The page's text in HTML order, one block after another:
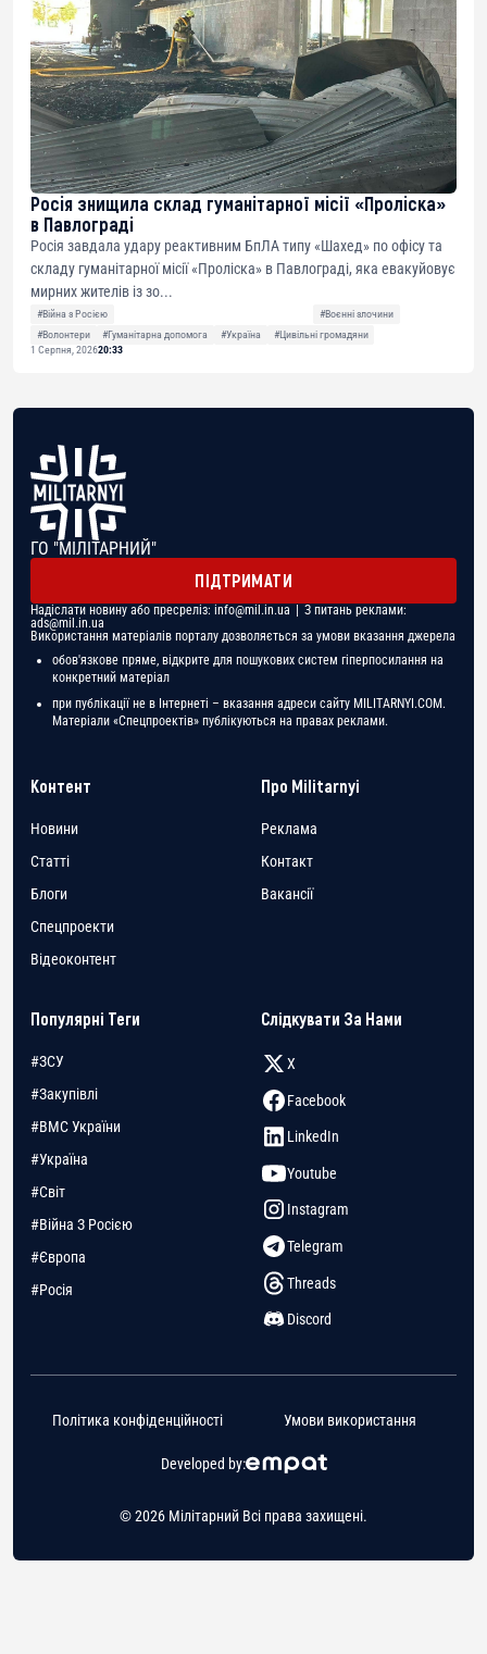
Росія знищила склад гуманітарної місії «Проліска»
в Павлограді
Росія завдала удару реактивним БпЛА типу «Шахед» по офісу та
складу гуманітарної місії «Проліска» в Павлограді, яка евакуйовує
мирних жителів із зо...
#Війна з Росією
#Воєнні злочини
#Волонтери
#Гуманітарна допомога #Україна
#Цивільні громадяни
1 Серпня, 202620:33
ГО "МІЛІТАРНИЙ"
ПІДТРИМАТИ
Надіслати новину або пресреліз: info@mil.in.ua | З питань реклами:
ads@mil.in.ua
Використання матеріалів порталу дозволяється за умови вказання джерела
обов'язкове пряме, відкрите для пошукових систем гіперпосилання на
конкретний матеріал
при публікації не в Інтернеті – вказання адреси сайту MILITARNYI.COM.
Матеріали «Спецпроектів» публікуються на правах реклами.
Контент
Новини
Статті
Блоги
Спецпроекти
Відеоконтент
Про Militarnyi
Реклама
Контакт
Вакансії
Популярні Теги
#ЗСУ
#Закупівлі
#ВМС України
#Україна
#Світ
#Війна З Росією
#Європа
#Росія
Слідкувати За Нами
X
Facebook
LinkedIn
Youtube
Instagram
Telegram
Threads
Discord
© 2026 Мілітарний Всі права захищені.
Developed by:
Політика конфіденційності Умови використання